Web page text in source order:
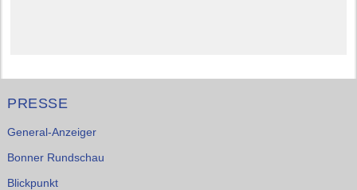
PRESSE
General-Anzeiger
Bonner Rundschau
Blickpunkt